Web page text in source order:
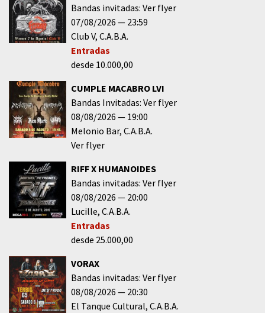
Bandas invitadas: Ver flyer
07/08/2026
23:59
Club V C.A.B.A.
Entradas
desde 10.000,00
CUMPLE MACABRO LVI
Bandas Invitadas: Ver flyer
08/08/2026
19:00
Melonio Bar C.A.B.A.
Ver flyer
RIFF X HUMANOIDES
Bandas invitadas: Ver flyer
08/08/2026
20:00
Lucille C.A.B.A.
Entradas
desde 25.000,00
VORAX
Bandas invitadas: Ver flyer
08/08/2026
20:30
El Tanque Cultural C.A.B.A.